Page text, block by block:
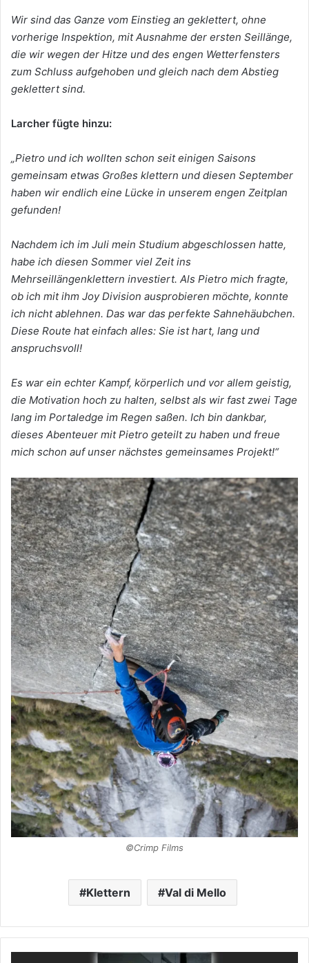
Wir sind das Ganze vom Einstieg an geklettert, ohne
vorherige Inspektion, mit Ausnahme der ersten Seillänge,
die wir wegen der Hitze und des engen Wetterfensters
zum Schluss aufgehoben und gleich nach dem Abstieg
geklettert sind.
Larcher fügte hinzu:
„Pietro und ich wollten schon seit einigen Saisons
gemeinsam etwas Großes klettern und diesen September
haben wir endlich eine Lücke in unserem engen Zeitplan
gefunden!
Nachdem ich im Juli mein Studium abgeschlossen hatte,
habe ich diesen Sommer viel Zeit ins
Mehrseillängenklettern investiert. Als Pietro mich fragte,
ob ich mit ihm Joy Division ausprobieren möchte, konnte
ich nicht ablehnen. Das war das perfekte Sahnehäubchen.
Diese Route hat einfach alles: Sie ist hart, lang und
anspruchsvoll!
Es war ein echter Kampf, körperlich und vor allem geistig,
die Motivation hoch zu halten, selbst als wir fast zwei Tage
lang im Portaledge im Regen saßen. Ich bin dankbar,
dieses Abenteuer mit Pietro geteilt zu haben und freue
mich schon auf unser nächstes gemeinsames Projekt!“
©Crimp Films
Klettern Val di Mello